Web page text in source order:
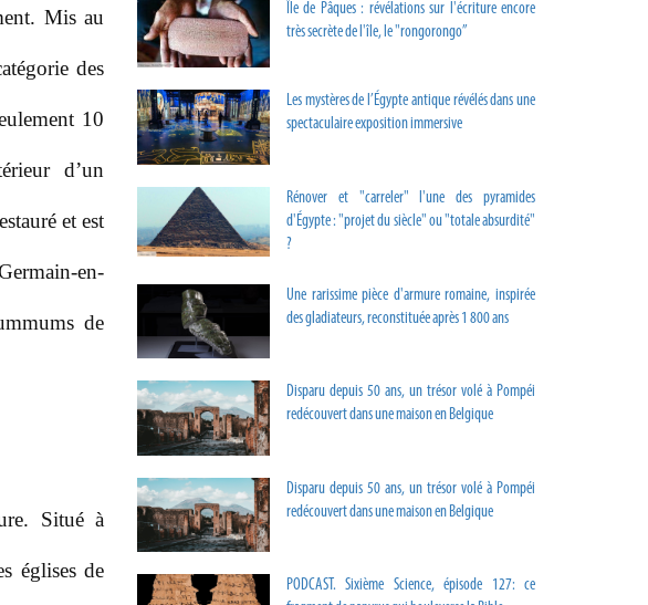
Mis au
des
10
d’un
et est
en-
de
Situé à
églises de
Île de Pâques : révélations sur l'écriture encore
très secrète de l'île, le "rongorongo”
Les mystères de l’Égypte antique révélés dans une
spectaculaire exposition immersive
Rénover et "carreler" l'une des pyramides
d'Égypte : "projet du siècle" ou "totale absurdité"
?
Une rarissime pièce d'armure romaine, inspirée
des gladiateurs, reconstituée après 1 800 ans
Disparu depuis 50 ans, un trésor volé à Pompéi
redécouvert dans une maison en Belgique
Disparu depuis 50 ans, un trésor volé à Pompéi
redécouvert dans une maison en Belgique
PODCAST. Sixième Science, épisode 127: ce